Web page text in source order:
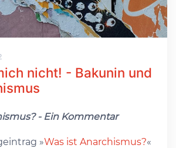
nicht! - Bakunin und
- Ein Kommentar
»Was ist Anarchismus?«